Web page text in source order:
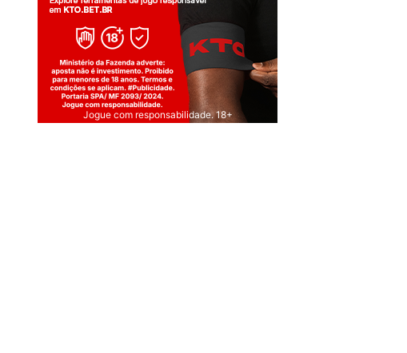
Jogue com responsabilidade. 18+